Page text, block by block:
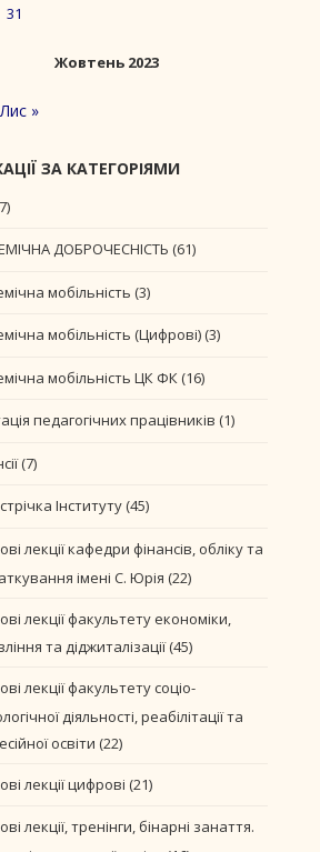
Жовтень 2023
31
Лис »
ЗА КАТЕГОРІЯМИ
ДОБРОЧЕСНІСТЬ (61)
мобільність (3)
мобільність (Цифрові)(3)
мобільність ЦК ФК(16)
педагогічних працівників (1)
(7)
Інституту(45)
лекції кафедри фінансів, обліку та
імені С. Юрія (22)
лекції факультету економіки,
та діджиталізації(45)
лекції факультету соціо-
діяльності, реабілітації та
освіти (22)
лекції цифрові (21)
лекції, тренінги, бінарні занаття.